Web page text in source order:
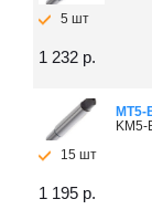
5 шт
1 232 р.
МТ5-
15 шт
1 195 р.